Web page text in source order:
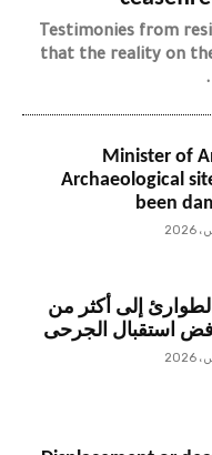
Testimonies from
that the reality on
Minister of
Archaeological
been
إلى أكثر من